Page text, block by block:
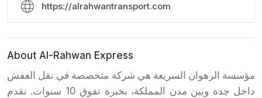
https://alrahwantransport.com
About Al-Rahwan Express
مؤسسة الرهوان السريعة هي شركة متخصصة في نقل العفش
داخل جدة وبين مدن المملكة، بخبرة تفوق 10 سنوات. نقدم